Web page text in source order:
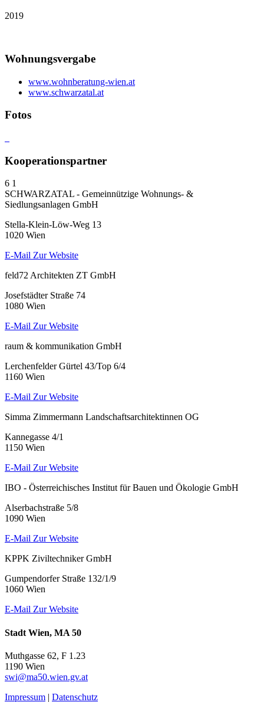
2019
Wohnungsvergabe
www.wohnberatung-wien.at
www.schwarzatal.at
Fotos
Kooperationspartner
6 1
SCHWARZATAL - Gemeinnützige Wohnungs- &
Siedlungsanlagen GmbH
Stella-Klein-Löw-Weg 13
1020 Wien
E-Mail Zur Website
feld72 Architekten ZT GmbH
Josefstädter Straße 74
1080 Wien
E-Mail Zur Website
raum & kommunikation GmbH
Lerchenfelder Gürtel 43/Top 6/4
1160 Wien
E-Mail Zur Website
Simma Zimmermann Landschaftsarchitektinnen OG
Kannegasse 4/1
1150 Wien
E-Mail Zur Website
IBO - Österreichisches Institut für Bauen und Ökologie GmbH
Alserbachstraße 5/8
1090 Wien
E-Mail Zur Website
KPPK Ziviltechniker GmbH
Gumpendorfer Straße 132/1/9
1060 Wien
E-Mail Zur Website
Stadt Wien, MA 50
Muthgasse 62, F 1.23
1190 Wien
swi@ma50.wien.gv.at
Impressum | Datenschutz